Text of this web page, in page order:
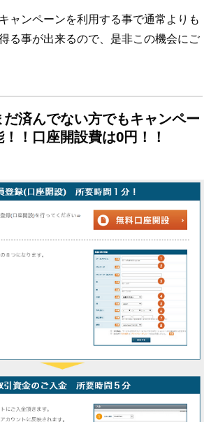
ャンペーンを利用する事で通常よりも
る事が出来るので、是非この機会にご
済んでない方でもキャンペー
！口座開設費は0円！！